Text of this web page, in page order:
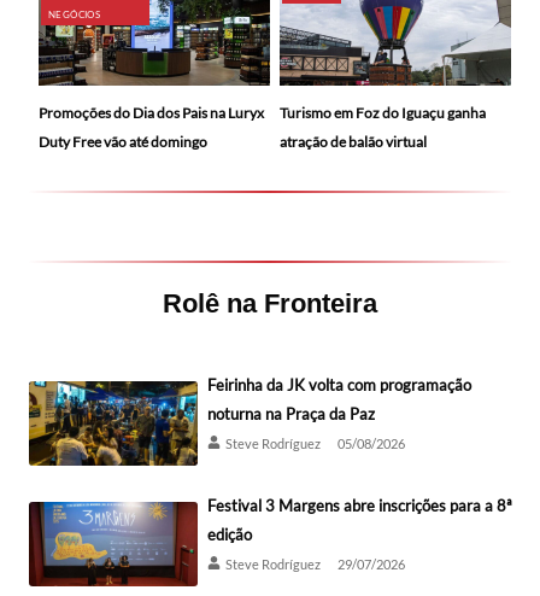
NEGÓCIOS
Promoções do Dia dos Pais na Luryx
Duty Free vão até domingo
Turismo em Foz do Iguaçu ganha
atração de balão virtual
Rolê na Fronteira
Feirinha da JK volta com programação
noturna na Praça da Paz
Steve Rodríguez 05/08/2026
Festival 3 Margens abre inscrições para a 8ª
edição
Steve Rodríguez 29/07/2026